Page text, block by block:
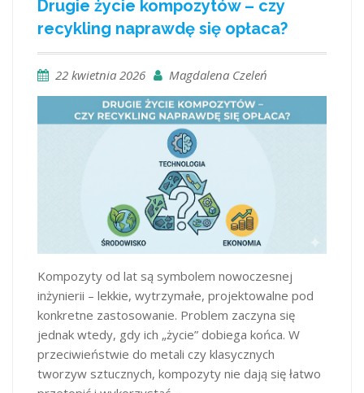
Drugie życie kompozytów – czy
recykling naprawdę się opłaca?
22 kwietnia 2026 Magdalena Czeleń
Kompozyty od lat są symbolem nowoczesnej
inżynierii – lekkie, wytrzymałe, projektowalne pod
konkretne zastosowanie. Problem zaczyna się
jednak wtedy, gdy ich „życie” dobiega końca. W
przeciwieństwie do metali czy klasycznych
tworzyw sztucznych, kompozyty nie dają się łatwo